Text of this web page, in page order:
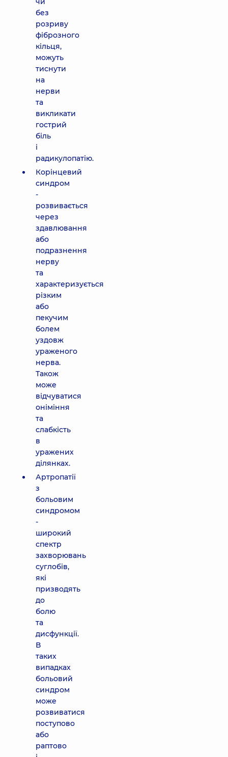
без
розриву
фіброзного
кільця,
можуть
тиснути
на
нерви
та
викликати
гострий
біль
і
радикулопатію.
Корінцевий
синдром
-
розвивається
через
здавлювання
або
подразнення
нерву
та
характеризується
різким
або
пекучим
болем
уздовж
ураженого
нерва.
Також
може
відчуватися
оніміння
та
слабкість
в
уражених
ділянках.
Артропатії
з
больовим
синдромом
-
широкий
спектр
захворювань
суглобів,
які
призводять
до
болю
та
дисфункції.
В
таких
випадках
больовий
синдром
може
розвиватися
поступово
або
раптово